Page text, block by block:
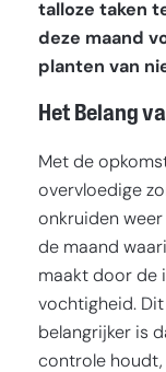
talloze taken
deze maand
planten van
Het Belang
Met de
overvloedige
onkruiden
de maand
maakt door de
vochtigheid.
belangrijker is
controle houdt,